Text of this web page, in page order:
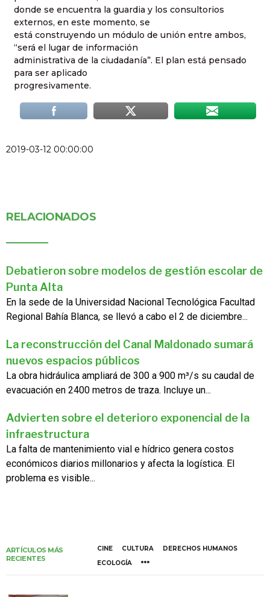
donde se encuentra la guardia y los consultorios
externos, en este momento, se
está construyendo un módulo de unión entre ambos,
“será el lugar de información
administrativa de la ciudadanía”. El plan está pensado
para ser aplicado
progresivamente.
2019-03-12 00:00:00
RELACIONADOS
Debatieron sobre modelos de gestión escolar de
Punta Alta
En la sede de la Universidad Nacional Tecnológica Facultad
Regional Bahía Blanca, se llevó a cabo el 2 de diciembre...
La reconstrucción del Canal Maldonado sumará
nuevos espacios públicos
La obra hidráulica ampliará de 300 a 900 m³/s su caudal de
evacuación en 2400 metros de traza. Incluye un...
Advierten sobre el deterioro exponencial de la
infraestructura
La falta de mantenimiento vial e hídrico genera costos
económicos diarios millonarios y afecta la logística. El
problema es visible...
ARTÍCULOS MÁS
RECIENTES
CINE CULTURA
DERECHOS HUMANOS
ECOLOGÍA